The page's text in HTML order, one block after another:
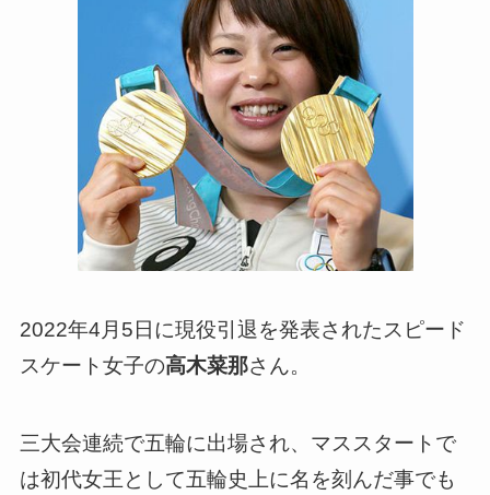
2022年4月5日に現役引退を発表されたスピード
スケート女子の高木菜那さん。
三大会連続で五輪に出場され、マススタートで
は初代女王として五輪史上に名を刻んだ事でも